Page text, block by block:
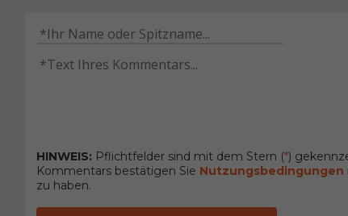
HINWEIS: Pflichtfelder sind mit dem Stern (*)
Kommentars bestätigen Sie Nutzungsbedingungen
zu haben.